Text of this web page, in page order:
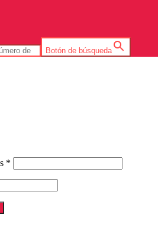
Botón de búsqueda
*